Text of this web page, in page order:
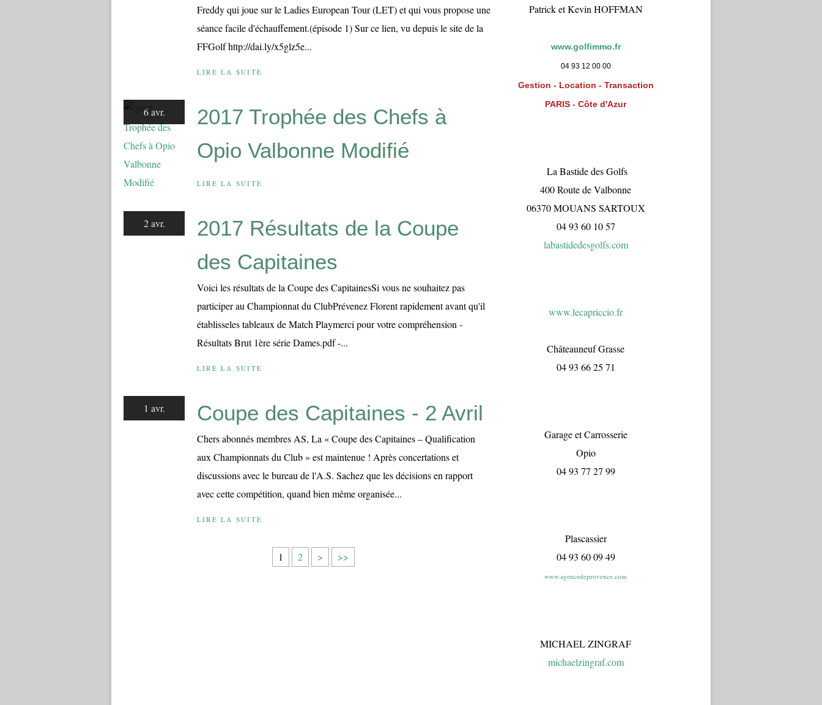
Freddy qui joue sur le Ladies European Tour (LET) et qui vous propose une
séance facile d'échauffement.(épisode 1) Sur ce lien, vu depuis le site de la
FFGolf http://dai.ly/x5glz5e...
LIRE LA SUITE
6 avr.
2017 Trophée des Chefs à
Opio Valbonne Modifié
LIRE LA SUITE
2 avr.
2017 Résultats de la Coupe
des Capitaines
Voici les résultats de la Coupe des CapitainesSi vous ne souhaitez pas
participer au Championnat du ClubPrévenez Florent rapidement avant qu'il
établisseles tableaux de Match Playmerci pour votre compréhension -
Résultats Brut 1ère série Dames.pdf -...
LIRE LA SUITE
1 avr. Coupe des Capitaines - 2 Avril
Chers abonnés membres AS, La « Coupe des Capitaines – Qualification
aux Championnats du Club » est maintenue ! Après concertations et
discussions avec le bureau de l'A.S. Sachez que les décisions en rapport
avec cette compétition, quand bien même organisée...
LIRE LA SUITE
1 2 > >>
Patrick et Kevin HOFFMAN
www.golfimmo.fr
04 93 12 00 00
Gestion - Location - Transaction
PARIS - Côte d'Azur
La Bastide des Golfs
400 Route de Valbonne
06370 MOUANS SARTOUX
04 93 60 10 57
labastidedesgolfs.com
www.lecapriccio.fr
Châteauneuf Grasse
04 93 66 25 71
Garage et Carrosserie
Opio
04 93 77 27 99
Plascassier
04 93 60 09 49
www.agencedeprovence.com
MICHAEL ZINGRAF
michaelzingraf.com